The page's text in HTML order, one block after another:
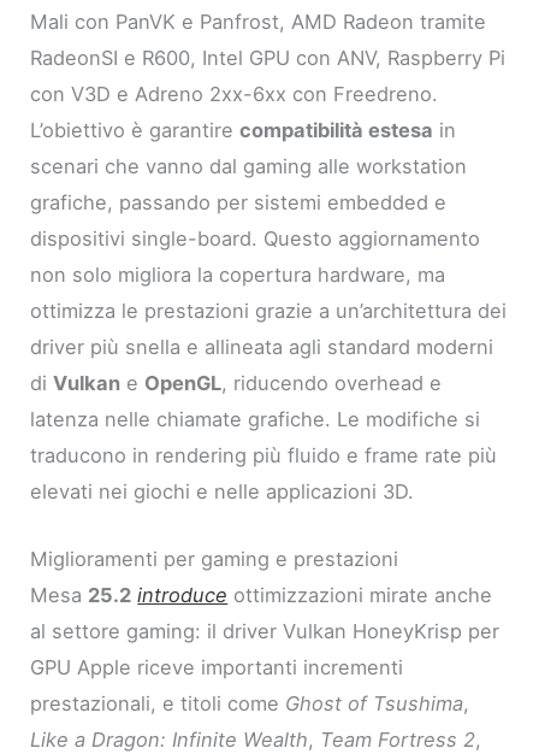
Mali con PanVK e Panfrost, AMD Radeon tramite
RadeonSI e R600, Intel GPU con ANV, Raspberry Pi
con V3D e Adreno 2xx-6xx con Freedreno.
L’obiettivo è garantirecompatibilità estesa in
scenari che vanno dal gaming alle workstation
grafiche, passando per sistemi embedded e
dispositivi single-board. Questo aggiornamento
non solo migliora la copertura hardware, ma
ottimizza le prestazioni grazie a un’architettura dei
driver più snella e allineata agli standard moderni
diVulkan e OpenGL, riducendo overhead e
latenza nelle chiamate grafiche. Le modifiche si
traducono in rendering più fluido e frame rate più
elevati nei giochi e nelle applicazioni 3D.
Miglioramenti per gaming e prestazioni
Mesa 25.2 introduce ottimizzazioni mirate anche
al settore gaming: il driver Vulkan HoneyKrisp per
GPU Apple riceve importanti incrementi
prestazionali, e titoli come Ghost of Tsushima,
Like a Dragon: Infinite Wealth, Team Fortress 2,